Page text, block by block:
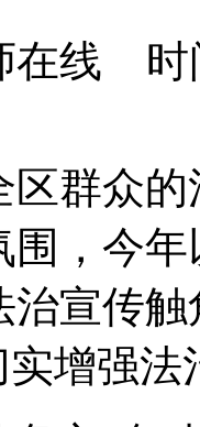
在线 时
区群众
围，今
治宣传
实增强